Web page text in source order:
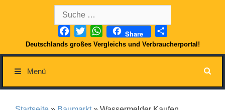
nach:
Facebook
TwitterWhatsApp
Share
Deutschlands großes Vergleichs und Verbraucherportal!
Menü